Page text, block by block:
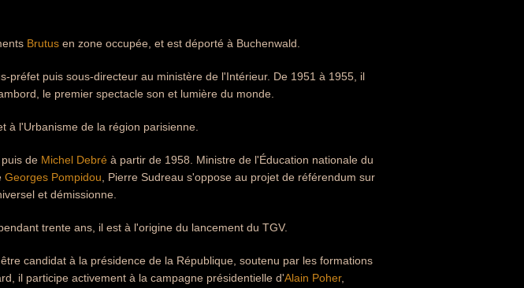
Brutus en zone occupée, et est déporté à Buchenwald.
préfet puis sous-directeur au ministère de l'Intérieur. De 1951 à 1955, il
le premier spectacle son et lumière du monde.
à l'Urbanisme de la région parisienne.
de Michel Debré à partir de 1958. Ministre de l'Éducation nationale du
Georges Pompidou , Pierre Sudreau s'oppose au projet de référendum sur
et démissionne.
trente ans, il est à l'origine du lancement du TGV.
candidat à la présidence de la République, soutenu par les formations
il participe activement à la campagne présidentielle d'Alain Poher,